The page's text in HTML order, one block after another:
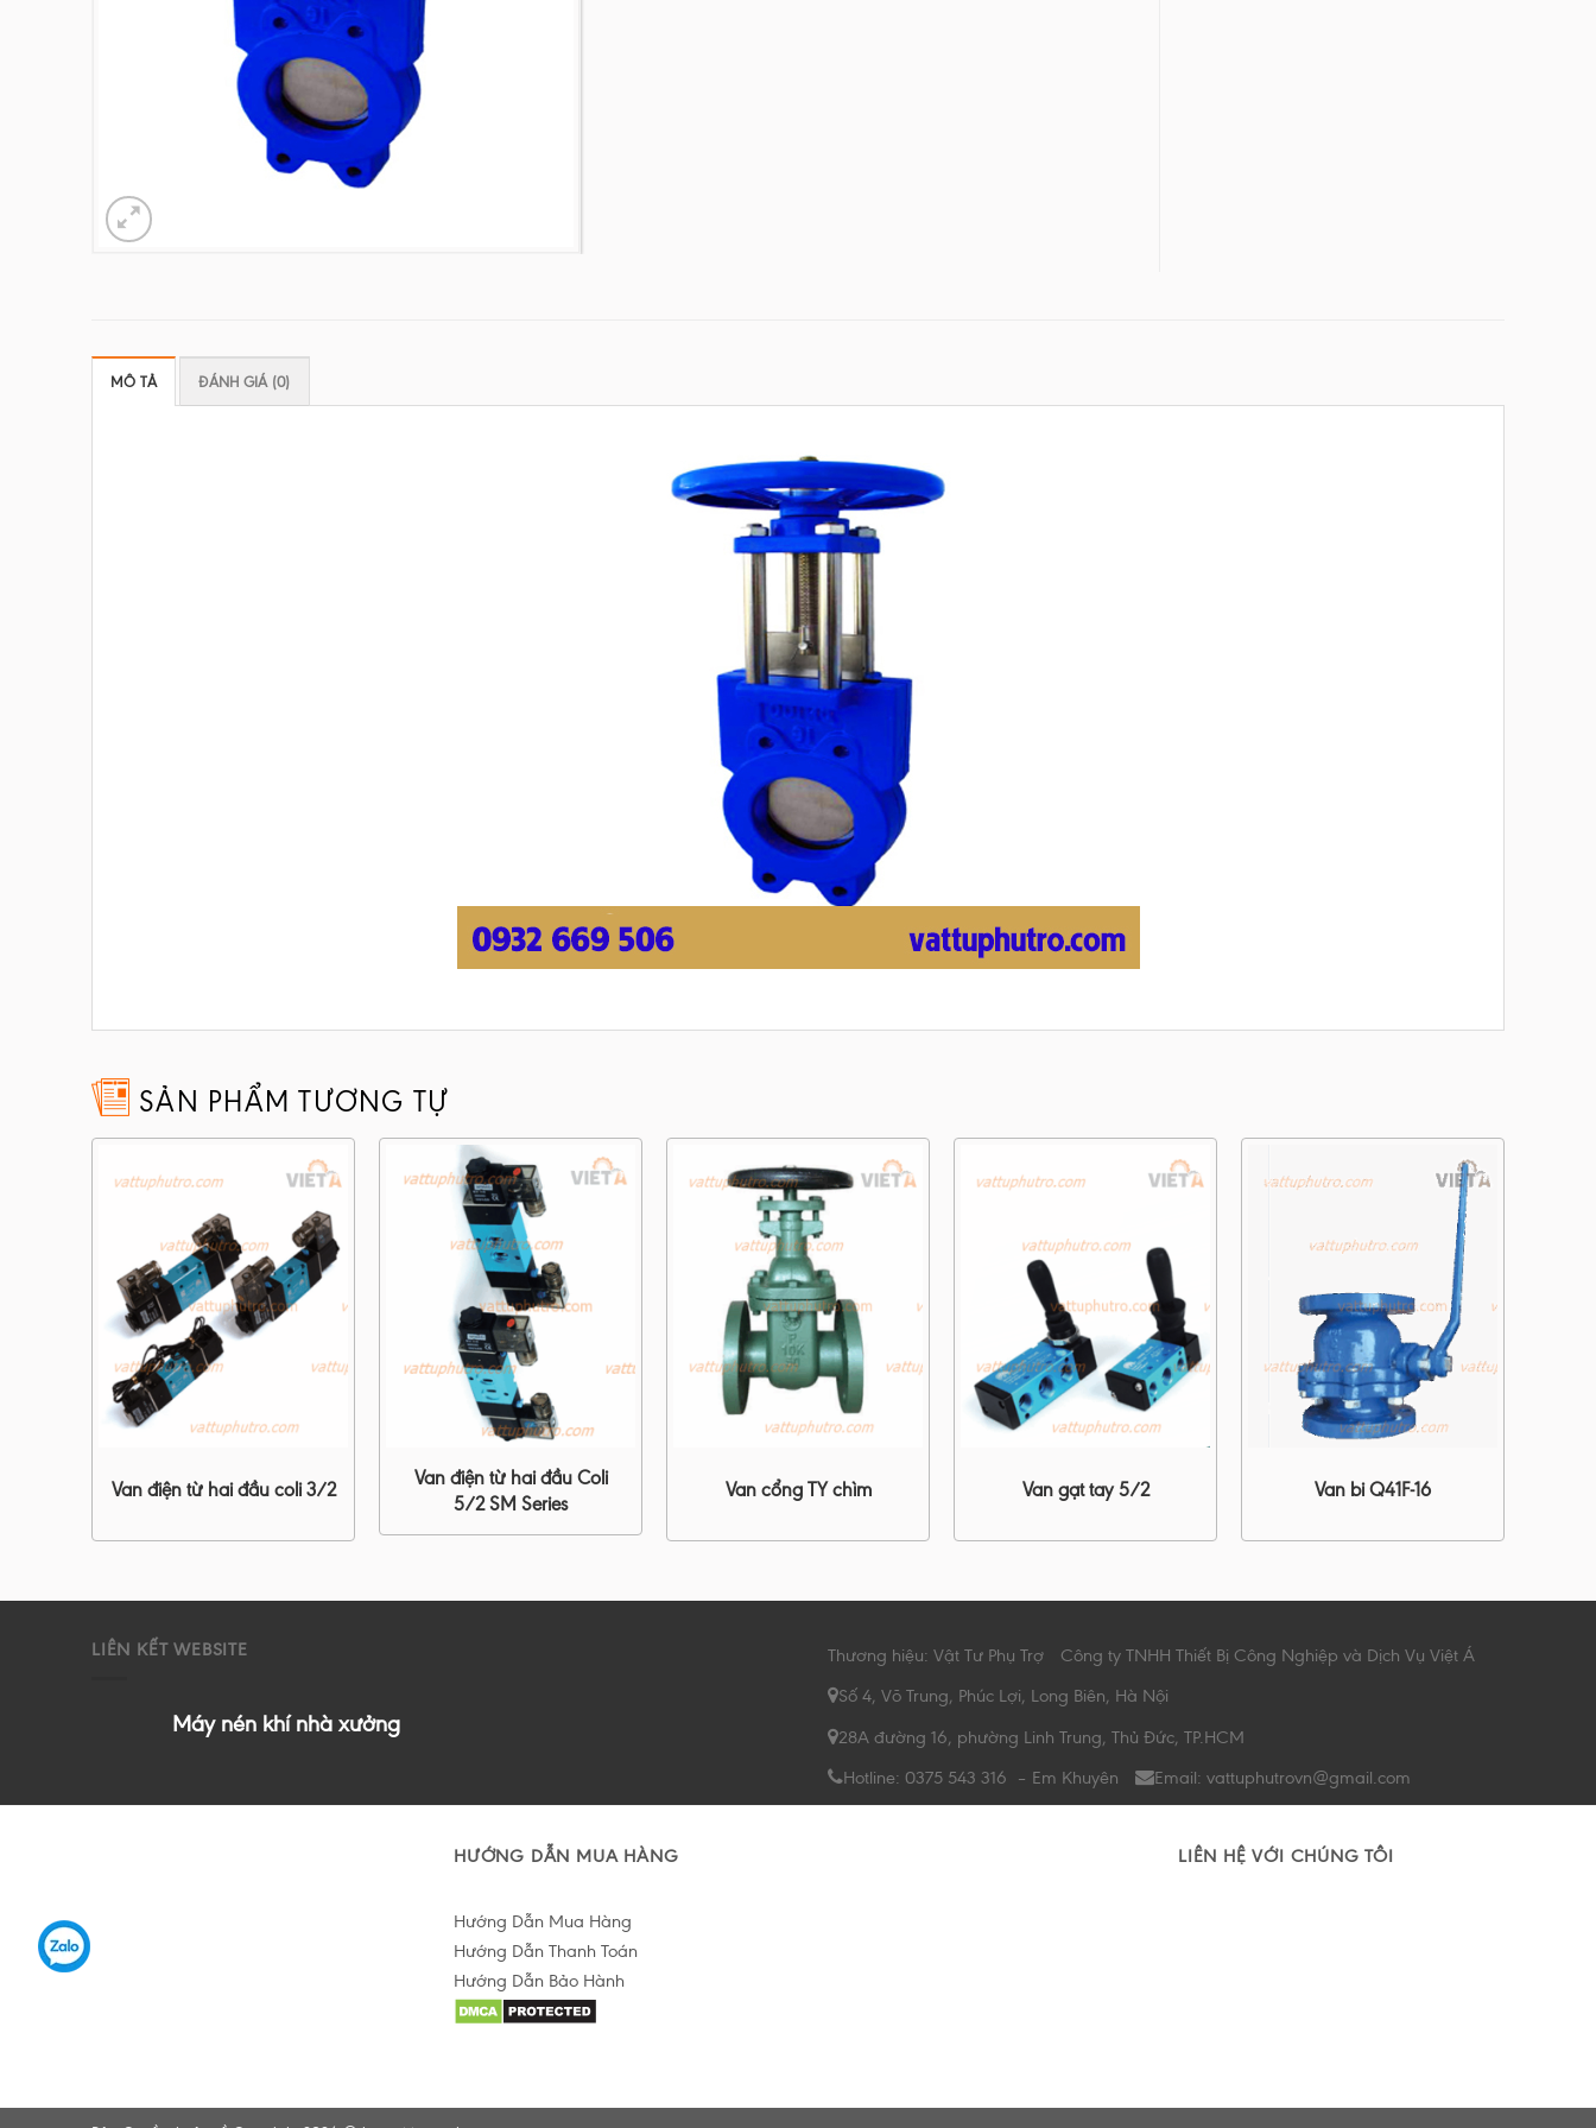
MÔ TẢ ĐÁNH GIÁ (0)
SẢN PHẨM TƯƠNG TỰ
Van điện từ hai đầu coli 3/2
Van điện từ hai đầu Coli
5/2 SM Series
Van cổng TY chìm Van gạt tay 5/2 Van bi Q41F-16
LIÊN KẾT WEBSITE
Máy nén khí nhà xưởng
Thương hiệu: Vật Tư Phụ Trợ
Công ty TNHH Thiết Bị Công Nghiệp và Dịch Vụ Việt Á
Số 4, Võ Trung, Phúc Lợi, Long Biên, Hà Nội
28A đường 16, phường Linh Trung, Thủ Đức, TP.HCM
Hotline: 0375 543 316 – Em Khuyên
Email: vattuphutrovn@gmail.com
HƯỚNG DẪN MUA HÀNG
Hướng Dẫn Mua Hàng
Hướng Dẫn Thanh Toán
Hướng Dẫn Bảo Hành
LIÊN HỆ VỚI CHÚNG TÔI